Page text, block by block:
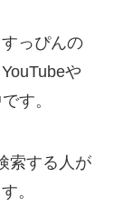
っぴんの
や
す。
索する人が
。